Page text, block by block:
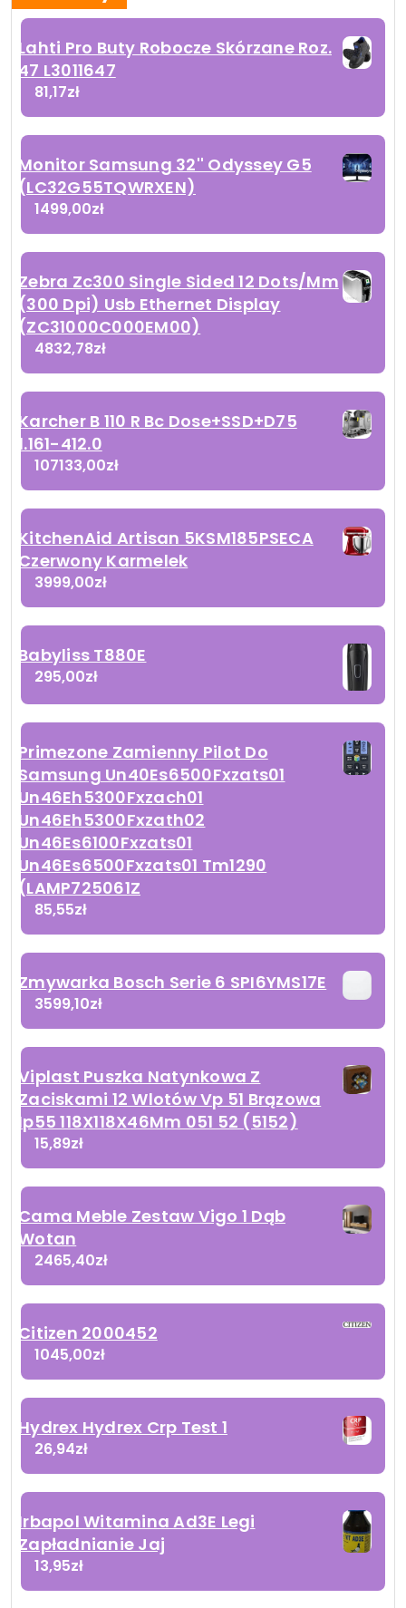
Lahti Pro Buty Robocze Skórzane Roz.
47 L3011647
81,17zł
Monitor Samsung 32'' Odyssey G5
(LC32G55TQWRXEN)
1499,00zł
Zebra Zc300 Single Sided 12 Dots/Mm
(300 Dpi) Usb Ethernet Display
(ZC31000C000EM00)
4832,78zł
Karcher B 110 R Bc Dose+SSD+D75
1.161-412.0
107133,00zł
KitchenAid Artisan 5KSM185PSECA
Czerwony Karmelek
3999,00zł
Babyliss T880E
295,00zł
Primezone Zamienny Pilot Do
Samsung Un40Es6500Fxzats01
Un46Eh5300Fxzach01
Un46Eh5300Fxzath02
Un46Es6100Fxzats01
Un46Es6500Fxzats01 Tm1290
(LAMP725061Z
85,55zł
Zmywarka Bosch Serie 6 SPI6YMS17E
3599,10zł
Viplast Puszka Natynkowa Z
Zaciskami 12 Wlotów Vp 51 Brązowa
Ip55 118X118X46Mm 051 52 (5152)
15,89zł
Cama Meble Zestaw Vigo 1 Dąb
Wotan
2465,40zł
Citizen 2000452
1045,00zł
Hydrex Hydrex Crp Test 1
26,94zł
Irbapol Witamina Ad3E Legi
Zapładnianie Jaj
13,95zł